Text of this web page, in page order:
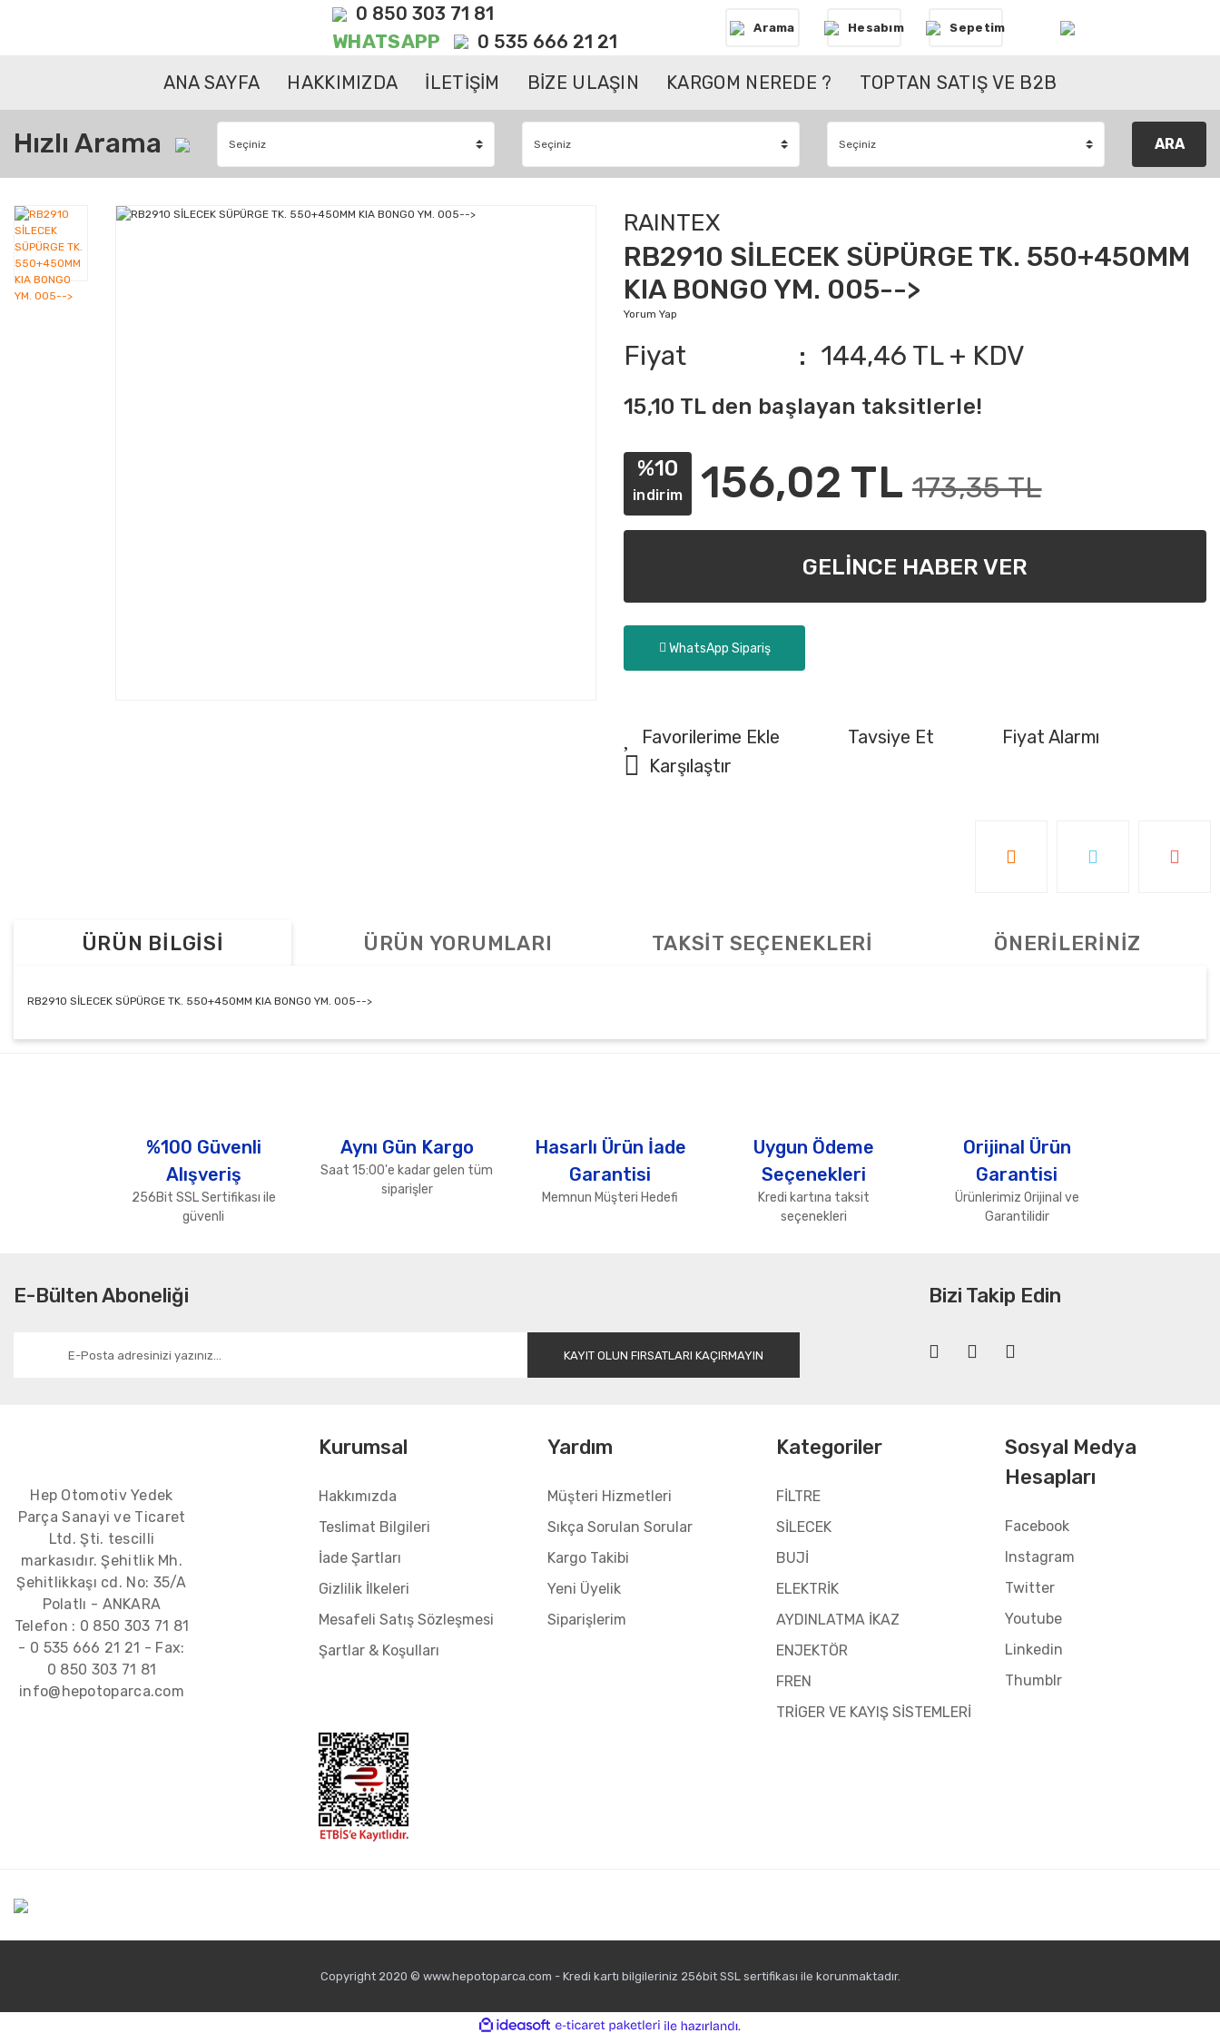
0 850 303 71 81
WHATSAPP 0 535 666 21 21
Arama Hesabım Sepetim
ANA SAYFA HAKKIMIZDA İLETİŞİM BİZE ULAŞIN KARGOM NEREDE ? TOPTAN SATIŞ VE B2B
Hızlı Arama ARA
RAINTEX
RB2910 SİLECEK SÜPÜRGE TK. 550+450MM
KIA BONGO YM. 005-->
Yorum Yap
Fiyat 144,46 TL + KDV
15,10 TL den başlayan taksitlerle!
%10
indirim 156,02 TL 173,35 TL
GELİNCE HABER VER
WhatsApp Sipariş
Tavsiye Et
Fiyat Alarmı
Karşılaştır
ÜRÜN BİLGİSİ ÜRÜN YORUMLARI TAKSİT SEÇENEKLERİ ÖNERİLERİNİZ
RB2910 SİLECEK SÜPÜRGE TK. 550+450MM KIA BONGO YM. 005-->
Ürün fiyatı diğer sitelerden daha pahalı.
Bu ürüne benzer farklı alternatifler olmalı.
Gönder
%100 Güvenli
Alışveriş
256Bit SSL Sertifikası ile
güvenli
Aynı Gün Kargo
Saat 15:00'e kadar gelen tüm
siparişler
Hasarlı Ürün İade
Garantisi
Memnun Müşteri Hedefi
Uygun Ödeme
Seçenekleri
Kredi kartına taksit
seçenekleri
Orijinal Ürün
Garantisi
Ürünlerimiz Orijinal ve
Garantilidir
E-Bülten Aboneliği
KAYIT OLUN FIRSATLARI KAÇIRMAYIN
Bizi Takip Edin
Hep Otomotiv Yedek
Parça Sanayi ve Ticaret
Ltd. Şti. tescilli
markasıdır. Şehitlik Mh.
Şehitlikkaşı cd. No: 35/A
Polatlı - ANKARA
Telefon : 0 850 303 71 81
- 0 535 666 21 21 - Fax:
0 850 303 71 81
info@hepotoparca.com
Kurumsal
Hakkımızda
Teslimat Bilgileri
İade Şartları
Gizlilik İlkeleri
Mesafeli Satış Sözleşmesi
Şartlar & Koşulları
Yardım
Müşteri Hizmetleri
Sıkça Sorulan Sorular
Kargo Takibi
Yeni Üyelik
Siparişlerim
Kategoriler
FİLTRE
SİLECEK
BUJİ
ELEKTRİK
AYDINLATMA İKAZ
ENJEKTÖR
FREN
TRİGER VE KAYIŞ SİSTEMLERİ
Sosyal Medya
Hesapları
Facebook
Instagram
Twitter
Youtube
Linkedin
Thumblr
Copyright 2020 © www.hepotoparca.com - Kredi kartı bilgileriniz 256bit SSL sertifikası ile korunmaktadır.
ideasoft e-